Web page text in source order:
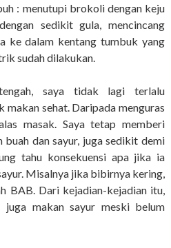
: menutupi brokoli dengan keju
sedikit gula, mencincang
ke dalam kentang tumbuk yang
sudah dilakukan.
saya tidak lagi terlalu
makan sehat. Daripada menguras
masak. Saya tetap memberi
dan sayur, juga sedikit demi
tahu konsekuensi apa jika ia
Misalnya jika bibirnya kering,
BAB. Dari kejadian-kejadian itu,
juga makan sayur meski belum